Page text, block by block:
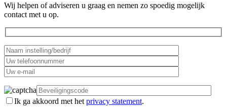
Wij helpen of adviseren u graag en nemen zo spoedig mogelijk
contact met u op.
Ik ga akkoord met het privacy statement.